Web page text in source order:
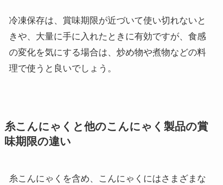
冷凍保存は、賞味期限が近づいて使い切れないと
きや、大量に手に入れたときに有効ですが、食感
の変化を気にする場合は、炒め物や煮物などの料
理で使うと良いでしょう。
糸こんにゃくと他のこんにゃく製品の賞
味期限の違い
糸こんにゃくを含め、こんにゃくにはさまざまな